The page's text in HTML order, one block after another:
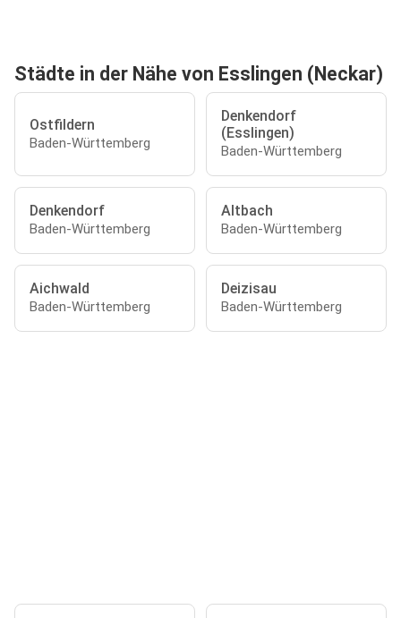
Städte in der Nähe von Esslingen (Neckar)
Ostfildern
Baden-Württemberg
Denkendorf
(Esslingen)
Baden-Württemberg
Denkendorf
Baden-Württemberg
Altbach
Baden-Württemberg
Aichwald
Baden-Württemberg
Deizisau
Baden-Württemberg